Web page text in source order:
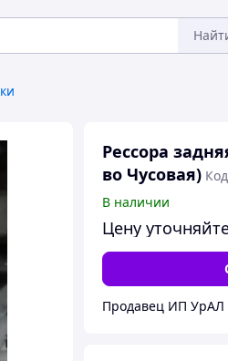
Рессора
во Чусовая)
В наличии
Цену
Продавец ИП УрАЛ